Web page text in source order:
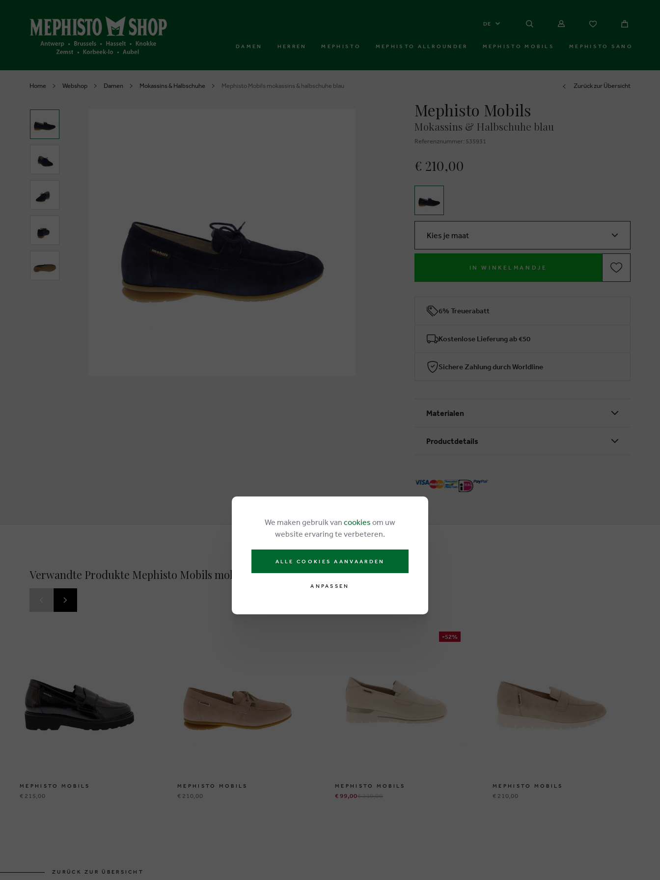
DE
DAMEN HERREN MEPHISTO MEPHISTO ALLROUNDER MEPHISTO MOBILS MEPHISTO SANO
Home Webshop Damen Mokassins & Halbschuhe Mephisto Mobils mokassins & halbschuhe blau Zurück zur Übersicht
Mephisto Mobils
Mokassins & Halbschuhe blau
Referenznummer: 535931
€ 210,00
Kies je maat
IN WINKELMANDJE
6% Treuerabatt
Kostenlose Lieferung ab €50
Sichere Zahlung durch Worldline
Materialen
Productdetails
Verwandte Produkte Mephisto Mobils mokassins & halbschuhe blau
MEPHISTO MOBILS
€ 215,00
MEPHISTO MOBILS
€ 210,00
-52%
MEPHISTO MOBILS
€ 99,00€ 210,00
MEPHISTO MOBILS
€ 210,00
ZURÜCK ZUR ÜBERSICHT
We maken gebruik van cookies om uw
website ervaring te verbeteren.
ALLE COOKIES AANVAARDEN
ANPASSEN